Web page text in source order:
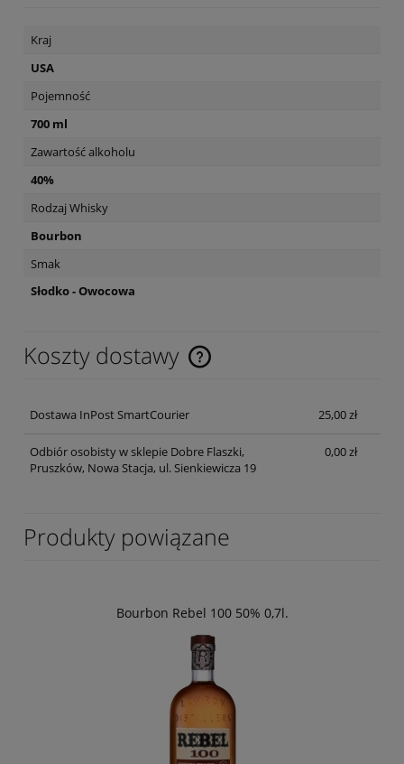
Kraj
USA
Pojemność
700 ml
Zawartość alkoholu
40%
Rodzaj Whisky
Bourbon
Smak
Słodko - Owocowa
Koszty dostawy
Cena nie zawiera ewentualnych kosztów płatności
Dostawa InPost SmartCourier 25,00 zł
Odbiór osobisty w sklepie Dobre Flaszki,
Pruszków, Nowa Stacja, ul. Sienkiewicza 19
0,00 zł
Produkty powiązane
Bourbon Rebel 100 50% 0,7l.